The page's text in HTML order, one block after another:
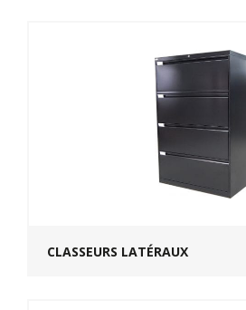
CLASSEURS LATÉRAUX